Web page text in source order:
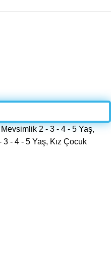
2 - 3 - 4 - 5 Yaş,
3 - 4 - 5 Yaş, Kız Çocuk